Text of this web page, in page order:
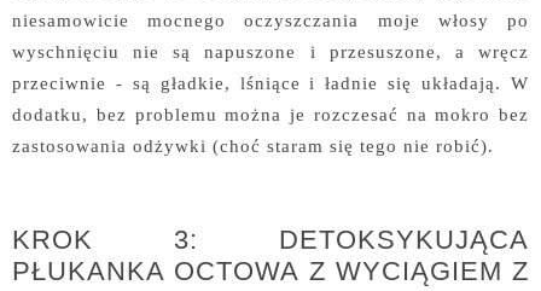
niesamowicie mocnego oczyszczania moje włosy po
wyschnięciu nie są napuszone i przesuszone, a wręcz
przeciwnie - są gładkie, lśniące i ładnie się układają. W
dodatku, bez problemu można je rozczesać na mokro bez
zastosowania odżywki (choć staram się tego nie robić).
KROK 3: DETOKSYKUJĄCA
PŁUKANKA OCTOWA Z WYCIĄGIEM Z